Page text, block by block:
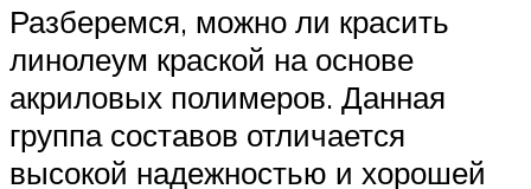
Разберемся, можно ли красить
линолеум краской на основе
акриловых полимеров. Данная
группа составов отличается
высокой надежностью и хорошей